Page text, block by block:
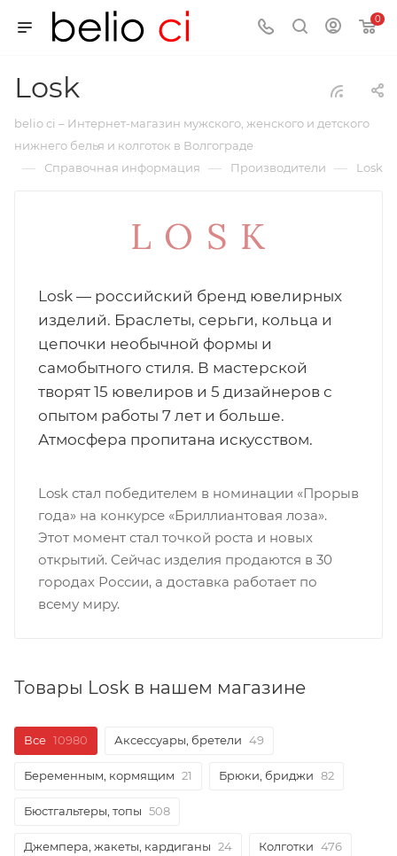
0
Losk
belio ci – Интернет-магазин мужского, женского и детского
нижнего белья и колготок в Волгограде
— Справочная информация — Производители — Losk
Losk — российский бренд ювелирных
изделий. Браслеты, серьги, кольца и
цепочки необычной формы и
самобытного стиля. В мастерской
творят 15 ювелиров и 5 дизайнеров с
опытом работы 7 лет и больше.
Атмосфера пропитана искусством.
Losk стал победителем в номинации «Прорыв
года» на конкурсе «Бриллиантовая лоза».
Этот момент стал точкой роста и новых
открытий. Сейчас изделия продаются в 30
городах России, а доставка работает по
всему миру.
Товары Losk в нашем магазине
Все 10980 Аксессуары, бретели 49
Беременным, кормящим 21 Брюки, бриджи 82
Бюстгальтеры, топы 508
Джемпера, жакеты, кардиганы 24 Колготки 476